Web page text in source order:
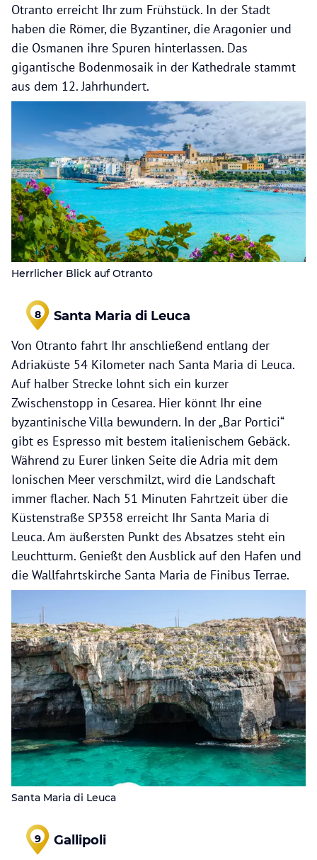
Herrlicher Blick auf Otranto
Otranto erreicht Ihr zum Frühstück. In der Stadt
haben die Römer, die Byzantiner, die Aragonier und
die Osmanen ihre Spuren hinterlassen. Das
gigantische Bodenmosaik in der Kathedrale stammt
aus dem 12. Jahrhundert.
Santa Maria di Leuca
8 Santa Maria di Leuca
Von Otranto fahrt Ihr anschließend entlang der
Adriaküste 54 Kilometer nach Santa Maria di Leuca.
Auf halber Strecke lohnt sich ein kurzer
Zwischenstopp in Cesarea. Hier könnt Ihr eine
byzantinische Villa bewundern. In der „Bar Portici“
gibt es Espresso mit bestem italienischem Gebäck.
Während zu Eurer linken Seite die Adria mit dem
Ionischen Meer verschmilzt, wird die Landschaft
immer flacher. Nach 51 Minuten Fahrtzeit über die
Küstenstraße SP358 erreicht Ihr Santa Maria di
Leuca. Am äußersten Punkt des Absatzes steht ein
Leuchtturm. Genießt den Ausblick auf den Hafen und
die Wallfahrtskirche Santa Maria de Finibus Terrae.
9 Gallipoli